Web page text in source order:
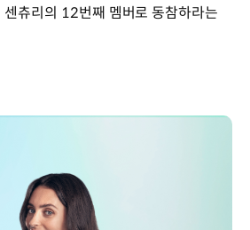
츄리의 12번째 멤버로 동참하라는